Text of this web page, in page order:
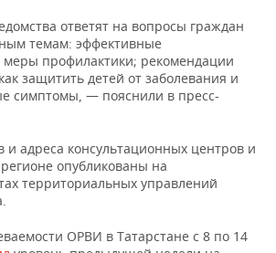
ответят на вопросы граждан
темам: эффективные
профилактики; рекомендации
защитить детей от заболевания и
симптомы, — пояснили в пресс-
и адреса консультационных центров и
опубликованы на
территориальных управлений
ОРВИ в Татарстане с 8 по 14